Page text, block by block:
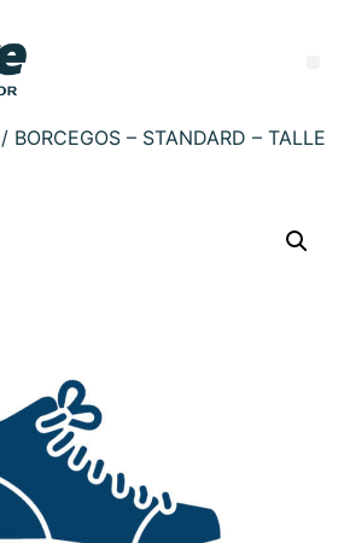
/ BORCEGOS – STANDARD – TALLE